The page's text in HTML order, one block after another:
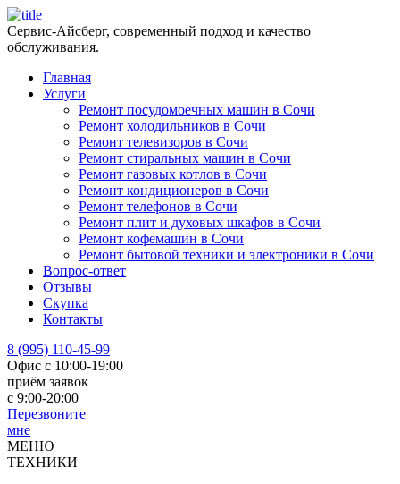
Сервис-Айсберг, современный подход и качество
обслуживания.
Главная
Услуги
Ремонт посудомоечных машин в Сочи
Ремонт холодильников в Сочи
Ремонт телевизоров в Сочи
Ремонт стиральных машин в Сочи
Ремонт газовых котлов в Сочи
Ремонт кондиционеров в Сочи
Ремонт телефонов в Сочи
Ремонт плит и духовых шкафов в Сочи
Ремонт кофемашин в Сочи
Ремонт бытовой техники и электроники в Сочи
Вопрос-ответ
Отзывы
Скупка
Контакты
8 (995) 110-45-99
Офис с 10:00-19:00
приём заявок
с 9:00-20:00
Перезвоните
мне
МЕНЮ
ТЕХНИКИ